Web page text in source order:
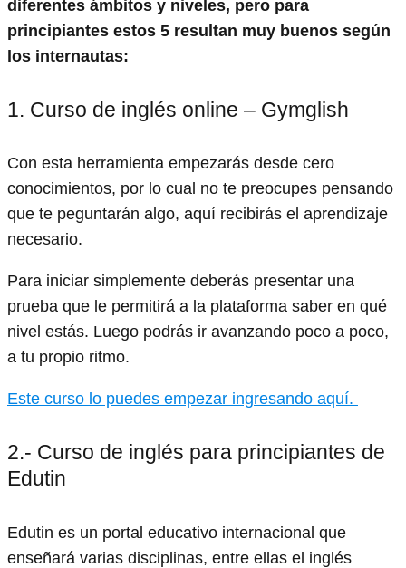
diferentes ámbitos y niveles, pero para
principiantes estos 5 resultan muy buenos según
los internautas:
1. Curso de inglés online – Gymglish
Con esta herramienta empezarás desde cero
conocimientos, por lo cual no te preocupes pensando
que te peguntarán algo, aquí recibirás el aprendizaje
necesario.
Para iniciar simplemente deberás presentar una
prueba que le permitirá a la plataforma saber en qué
nivel estás. Luego podrás ir avanzando poco a poco,
a tu propio ritmo.
Este curso lo puedes empezar ingresando aquí.
2.- Curso de inglés para principiantes de
Edutin
Edutin es un portal educativo internacional que
enseñará varias disciplinas, entre ellas el inglés